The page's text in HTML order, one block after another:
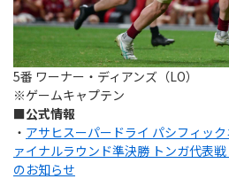
5番 ワーナー・ディアンズ（LO）
※ゲームキャプテン
■公式情報
・ アサヒスーパードライ パシフィッ
ァイナルラウンド準決勝 トンガ代表
のお知らせ